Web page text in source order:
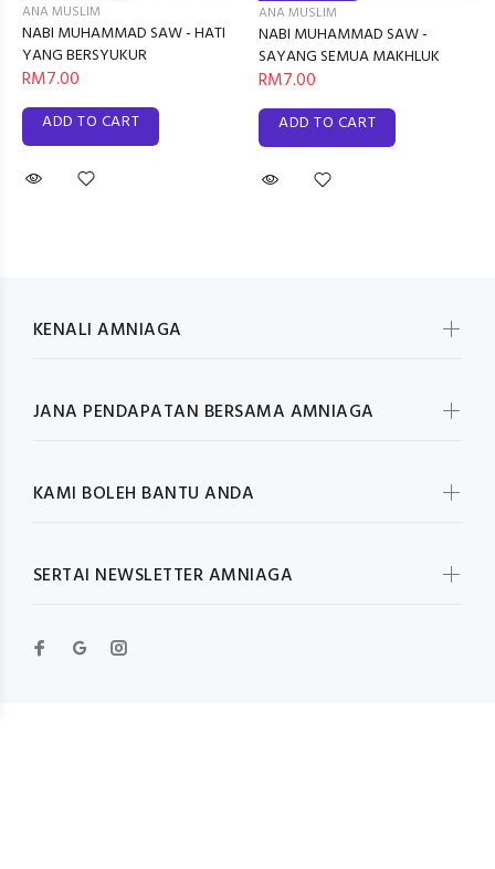
ANA MUSLIM
NABI MUHAMMAD SAW - HATI
YANG BERSYUKUR
RM7.00
ADD TO CART
ANA MUSLIM
NABI MUHAMMAD SAW -
SAYANG SEMUA MAKHLUK
RM7.00
ADD TO CART
KENALI AMNIAGA
JANA PENDAPATAN BERSAMA AMNIAGA
KAMI BOLEH BANTU ANDA
SERTAI NEWSLETTER AMNIAGA